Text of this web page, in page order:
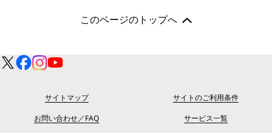
このページのトップへ
サイトマップ
サイトのご利用条件
お問い合わせ／FAQ
サービス一覧